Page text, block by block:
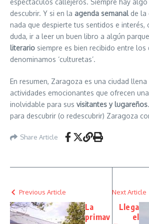
espectáculos callejeros. Siempre hay
descubrir. Y si en la agenda semanalde la
nada que despierte tus sentidos e interés,
duda, ir a leer un buen libro a algún
literario siempre es bien recibido entre los
denominamos ‘culturetas’.
En resumen, Zaragoza es una ciudad
actividades emocionantes que ofrecen
inolvidable para sus visitantes y lugareños
para descubrir (o redescubrir) Zaragoza
Share Article
Previous Article
La
primav
Next Article
Llega
el